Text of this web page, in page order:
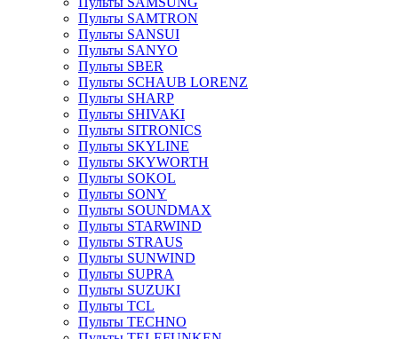
Пульты SAMTRON
Пульты SANSUI
Пульты SANYO
Пульты SBER
Пульты SCHAUB LORENZ
Пульты SHARP
Пульты SHIVAKI
Пульты SITRONICS
Пульты SKYLINE
Пульты SKYWORTH
Пульты SOKOL
Пульты SONY
Пульты SOUNDMAX
Пульты STARWIND
Пульты STRAUS
Пульты SUNWIND
Пульты SUPRA
Пульты SUZUKI
Пульты TCL
Пульты TECHNO